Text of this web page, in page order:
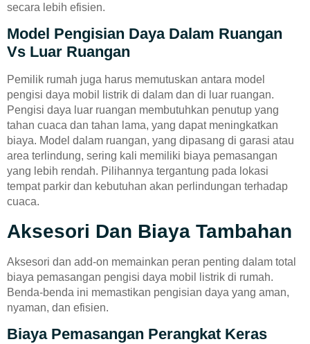
secara lebih efisien.
Model Pengisian Daya Dalam Ruangan
Vs Luar Ruangan
Pemilik rumah juga harus memutuskan antara model
pengisi daya mobil listrik di dalam dan di luar ruangan.
Pengisi daya luar ruangan membutuhkan penutup yang
tahan cuaca dan tahan lama, yang dapat meningkatkan
biaya. Model dalam ruangan, yang dipasang di garasi atau
area terlindung, sering kali memiliki biaya pemasangan
yang lebih rendah. Pilihannya tergantung pada lokasi
tempat parkir dan kebutuhan akan perlindungan terhadap
cuaca.
Aksesori Dan Biaya Tambahan
Aksesori dan add-on memainkan peran penting dalam total
biaya pemasangan pengisi daya mobil listrik di rumah.
Benda-benda ini memastikan pengisian daya yang aman,
nyaman, dan efisien.
Biaya Pemasangan Perangkat Keras